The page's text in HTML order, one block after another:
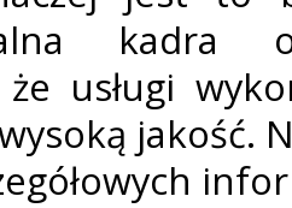
kadra
że usługi
jakość.